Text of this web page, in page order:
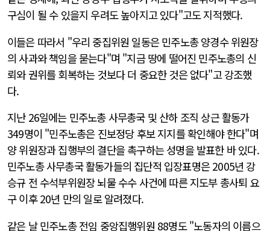
구심이 될 수 있을지 우려도 높아지고 있다"고도 지적했다.
이들은 따라서 "우리 중집위원 일동은 민주노총 양경수 위원장
의 사과와 책임을 묻는다"며 "지금 땅에 떨어진 민주노총의 신
뢰와 권위를 회복하는 것보다 더 중요한 것은 없다"고 강조했
다.
지난 26일에는 민주노총 사무총국 및 산하 조직 상근 활동가
349명이 "민주노총은 진보정당 후보 지지를 확인해야 한다"며
양 위원장과 집행부의 결단을 촉구하는 성명을 발표한 바 있다.
민주노총 사무총국 활동가들의 집단적 입장표명은 2005년 강
승규 전 수석부위원장 뇌물 수수 사건에 따른 지도부 총사퇴 요
구 이후 20년 만의 일로 알려졌다.
같은 날 민주노총 전임 중앙집행위원 88명도 "노동자의 이름으